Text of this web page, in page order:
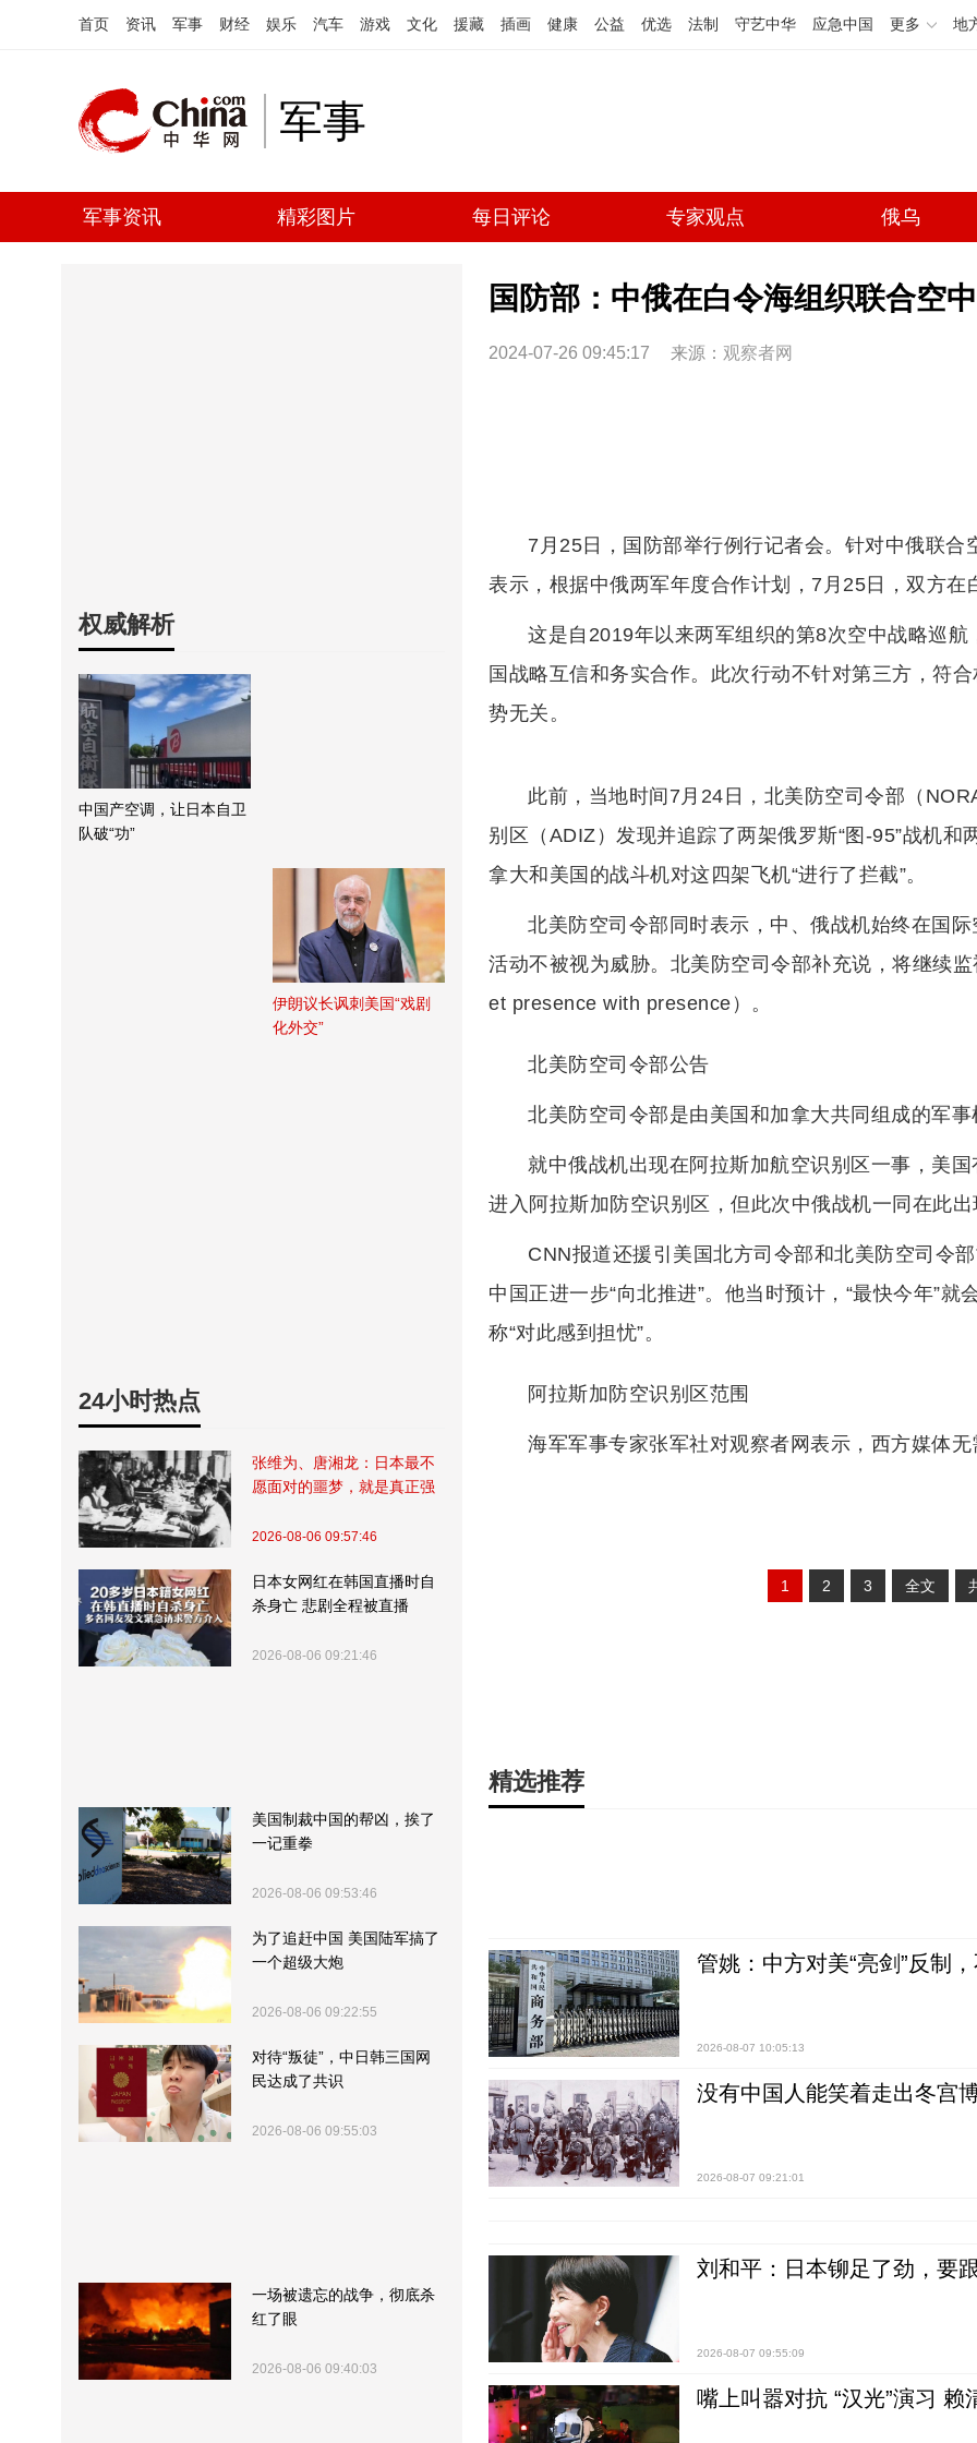
首页 资讯 军事 财经 娱乐 汽车 游戏 文化 援藏 插画 健康 公益 优选 法制 守艺中华 应急中国 更多 地
军事
军事资讯 精彩图片 每日评论 专家观点 俄乌
权威解析
中国产空调，让日本自卫
队破“功”
伊朗议长讽刺美国“戏剧
化外交”
24小时热点
张维为、唐湘龙：日本最不
愿面对的噩梦，就是真正强
2026-08-06 09:57:46
日本女网红在韩国直播时自
杀身亡 悲剧全程被直播
2026-08-06 09:21:46
美国制裁中国的帮凶，挨了
一记重拳
2026-08-06 09:53:46
为了追赶中国 美国陆军搞了
一个超级大炮
2026-08-06 09:22:55
对待“叛徒”，中日韩三国网
民达成了共识
2026-08-06 09:55:03
一场被遗忘的战争，彻底杀
红了眼
2026-08-06 09:40:03
国防部：中俄在白令海组织联合空
2024-07-26 09:45:17 来源： 观察者网
7月25日，国防部举行例行记者会。针对中俄联合
表示，根据中俄两军年度合作计划，7月25日，双方在
这是自2019年以来两军组织的第8次空中战略巡
国战略互信和务实合作。此次行动不针对第三方，符
势无关。
此前，当地时间7月24日，北美防空司令部（
别区（ADIZ）发现并追踪了两架俄罗斯“图-95”战机和
拿大和美国的战斗机对这四架飞机“进行了拦截”。
北美防空司令部同时表示，中、俄战机始终在国
活动不被视为威胁。北美防空司令部补充说，将继续
et presence with presence）。
北美防空司令部公告
北美防空司令部是由美国和加拿大共同组成的军
就中俄战机出现在阿拉斯加航空识别区一事，美
进入阿拉斯加防空识别区，但此次中俄战机一同在此出
CNN报道还援引美国北方司令部和北美防空司令
中国正进一步“向北推进”。他当时预计，“最快今年”
称“对此感到担忧”。
阿拉斯加防空识别区范围
海军军事专家张军社对观察者网表示，西方媒体无
1 2 3 全文
精选推荐
管姚：中方对美“亮剑”反制
2026-08-07 10:05:13
没有中国人能笑着走出冬宫
2026-08-07 09:21:01
刘和平：日本铆足了劲，要
2026-08-07 09:55:09
嘴上叫嚣对抗 “汉光”演习 赖